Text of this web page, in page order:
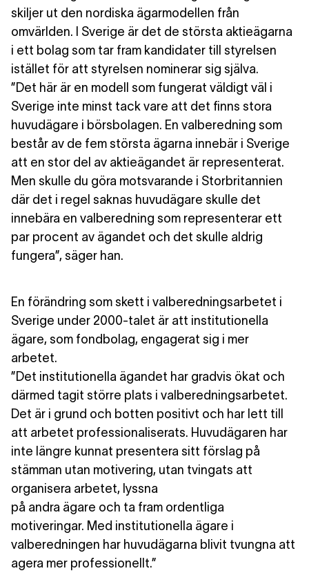
skiljer ut den nordiska ägarmodellen från
omvärlden. I Sverige är det de största aktieägarna
i ett bolag som tar fram kandidater till styrelsen
istället för att styrelsen nominerar sig själva.
”Det här är en modell som fungerat väldigt väl i
Sverige inte minst tack vare att det finns stora
huvudägare i börsbolagen. En valberedning som
består av de fem största ägarna innebär i Sverige
att en stor del av aktieägandet är representerat.
Men skulle du göra motsvarande i Storbritannien
där det i regel saknas huvudägare skulle det
innebära en valberedning som representerar ett
par procent av ägandet och det skulle aldrig
fungera”, säger han.
En förändring som skett i valberedningsarbetet i
Sverige under 2000-talet är att institutionella
ägare, som fondbolag, engagerat sig i mer
arbetet.
”Det institutionella ägandet har gradvis ökat och
därmed tagit större plats i valberedningsarbetet.
Det är i grund och botten positivt och har lett till
att arbetet professionaliserats. Huvudägaren har
inte längre kunnat presentera sitt förslag på
stämman utan motivering, utan tvingats att
organisera arbetet, lyssna
på andra ägare och ta fram ordentliga
motiveringar. Med institutionella ägare i
valberedningen har huvudägarna blivit tvungna att
agera mer professionellt.”